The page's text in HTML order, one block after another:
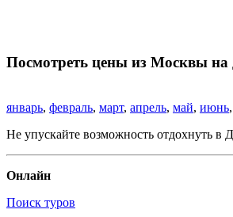
Посмотреть цены из Москвы на
январь, февраль, март, апрель, май, июнь,
Не упускайте возможность отдохнуть
Онлайн
Поиск туров